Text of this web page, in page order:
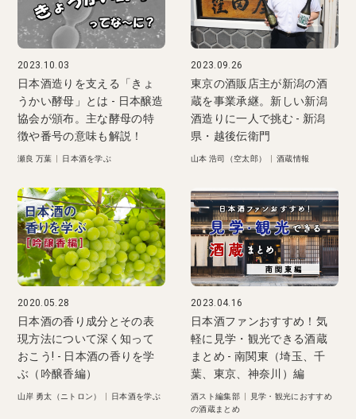
2023.10.03
日本酒造りを支える「きょ
うかい酵母」とは - 日本醸造
協会が頒布。主な酵母の特
徴や番号の意味も解説！
瀬良 万葉 日本酒を学ぶ
2023.09.26
東京の酒販店主が新潟の酒
蔵を事業承継。新しい新潟
酒造りに一人で挑む - 新潟
県・越後伝衛門
山本 浩司（空太郎） 酒蔵情報
2020.05.28
日本酒の香り成分とその表
現方法について深く知って
おこう! - 日本酒の香りを学
ぶ（吟醸香編）
山岸 勇太（ニトロン） 日本酒を学ぶ
2023.04.16
日本酒ファンおすすめ！気
軽に見学・観光できる酒蔵
まとめ - 南関東（埼玉、千
葉、東京、神奈川）編
酒スト編集部
見学・観光におすすめ
の酒蔵まとめ